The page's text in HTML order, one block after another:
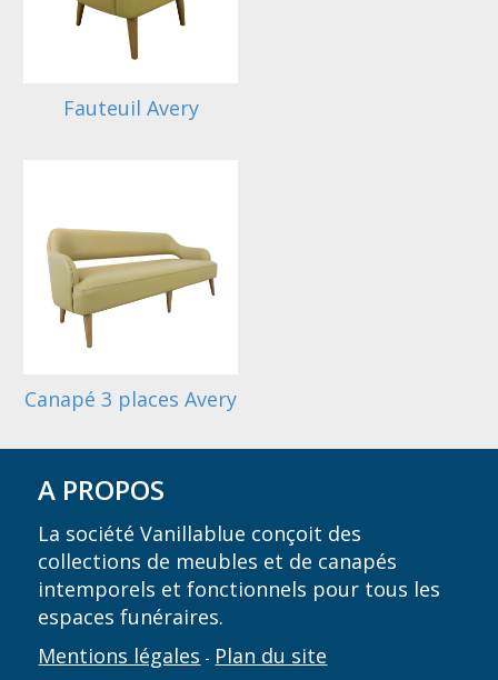
Fauteuil Avery
Canapé 3 places Avery
A PROPOS
La société Vanillablue conçoit des
collections de meubles et de canapés
intemporels et fonctionnels pour tous les
espaces funéraires.
Mentions légales - Plan du site